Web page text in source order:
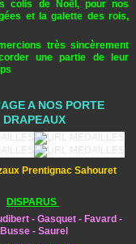
colis de Noël, pour nos
et la galette des rois,
très sincèrement
une partie de leur
A NOS PORTE
DRAPEAUX
Prentignac Sahouret
DISPARUS
- Gasquet - Favard -
Busse - Saurel